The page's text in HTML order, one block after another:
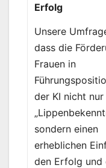
Erfolg
Unsere
dass die
Frauen in
der KI nicht nur
sondern einen
erheblichen
den Erfolg und